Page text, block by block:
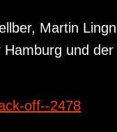
Martin
und
off--2478